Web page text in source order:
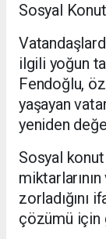
Sosyal
ilgili yoğun
Fendoğlu,
yaşayan
yeniden
Sosyal
zorladığını
çözümü için